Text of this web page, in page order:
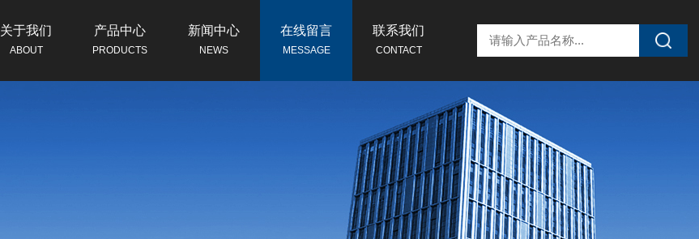
关于我们
ABOUT
产品中心
PRODUCTS
新闻中心
NEWS
在线留言
MESSAGE
联系我们
CONTACT